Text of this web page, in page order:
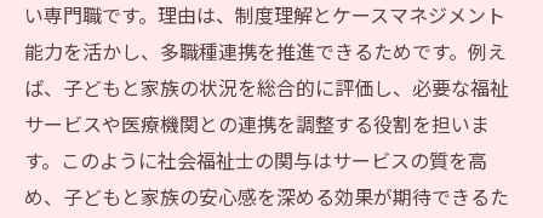
い専門職です。理由は、制度理解とケースマネジメント
能力を活かし、多職種連携を推進できるためです。例え
ば、子どもと家族の状況を総合的に評価し、必要な福祉
サービスや医療機関との連携を調整する役割を担いま
す。このように社会福祉士の関与はサービスの質を高
め、子どもと家族の安心感を深める効果が期待できるた